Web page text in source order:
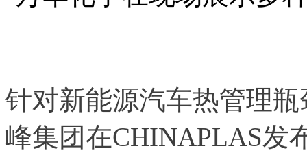
针对新能源汽车热管理
峰集团在CHINAPLAS发